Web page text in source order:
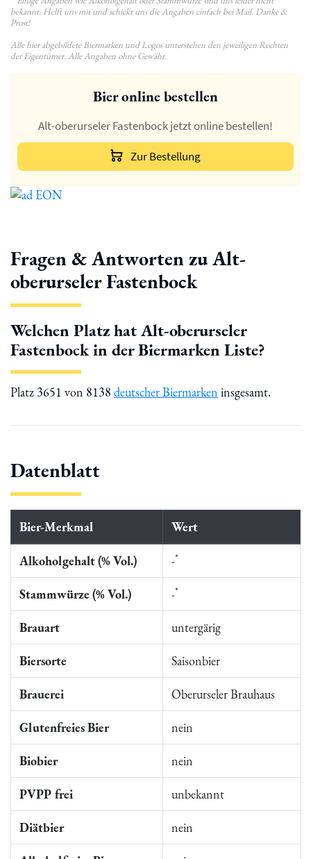
bekannt. Helft uns mit und schickt uns die Angaben einfach bei Mail. Danke &
Prost!
Alle hier abgebildete Biermarken und Logos unterstehen den jeweiligen Rechten
der Eigentümer. Alle Angaben ohne Gewähr.
Bier online bestellen
Alt-oberurseler Fastenbock jetzt online bestellen!
Zur Bestellung
Fragen & Antworten zu Alt-
oberurseler Fastenbock
Welchen Platz hat Alt-oberurseler
Fastenbock in der Biermarken Liste?
Platz 3651 von 8138 deutscher Biermarken insgesamt.
Datenblatt
Bier-Merkmal Wert
Alkoholgehalt (% Vol.) -*
Stammwürze (% Vol.) -*
Brauart untergärig
Biersorte Saisonbier
Brauerei Oberurseler Brauhaus
Glutenfreies Bier nein
Biobier nein
PVPP frei unbekannt
Diätbier nein